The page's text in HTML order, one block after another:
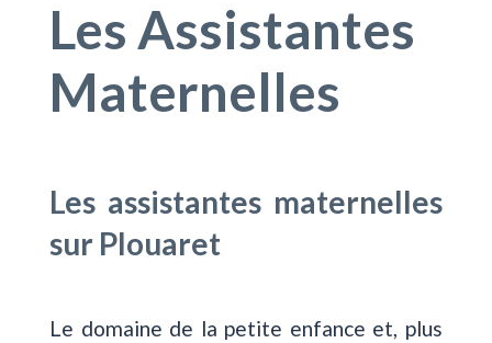
Les Assistantes
Maternelles
Les assistantes maternelles
sur Plouaret
Le domaine de la petite enfance et, plus